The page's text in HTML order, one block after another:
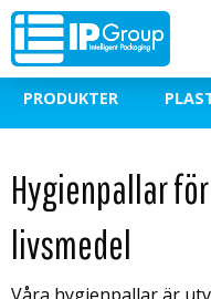
PRODUKTER
Hygienpallar
livsmedel